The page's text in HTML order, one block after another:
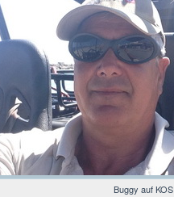
Buggy auf KOS